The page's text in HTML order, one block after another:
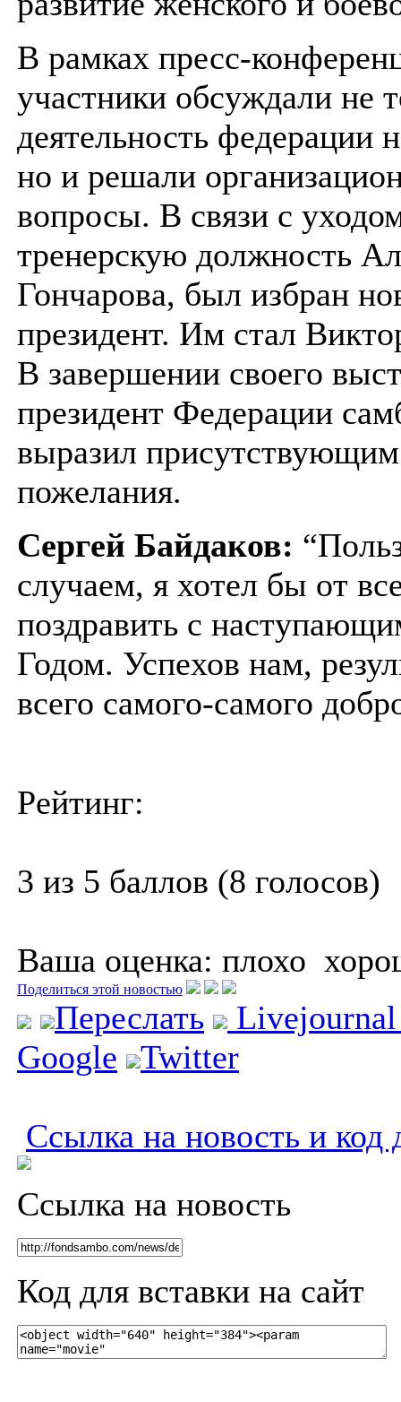
В рамках пресс-
участники обсуждали не
деятельность федерации
но и решали
вопросы. В связи с
тренерскую должность
Гончарова, был избран
президент. Им стал
В завершении своего
президент Федерации
выразил
пожелания.
Сергей Байдаков:
случаем, я хотел бы от
поздравить с
Годом. Успехов нам,
всего самого-самого
Рейтинг:
3 из 5 баллов (8 голосов)
Ваша оценка: плохо
Поделиться этой новостью
Переслать
Google
Twitter
Ссылка на новость и код
Ссылка на новость
Код для вставки на сайт